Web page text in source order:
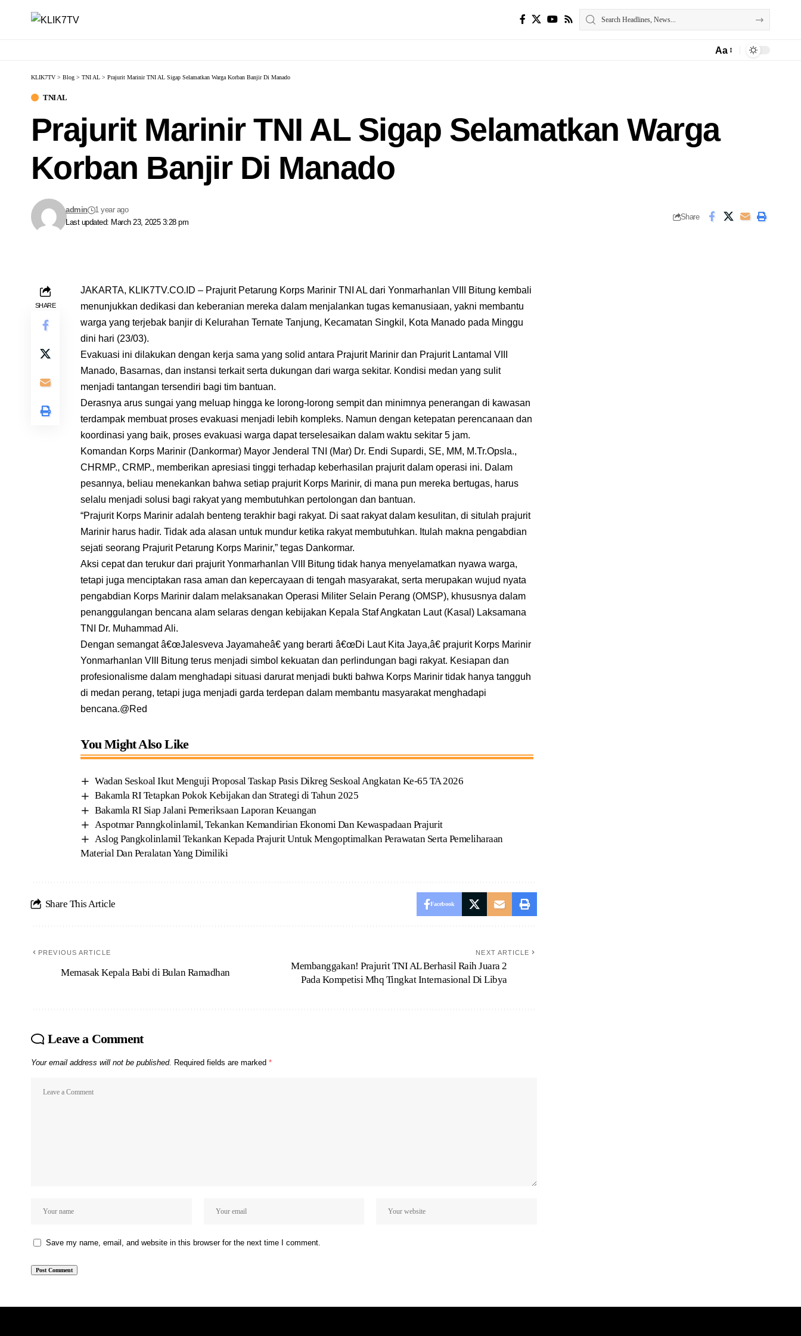
Aa
KLIK7TV > Blog > TNI AL > Prajurit Marinir TNI AL Sigap Selamatkan Warga Korban Banjir Di Manado
TNI AL
Prajurit Marinir TNI AL Sigap Selamatkan Warga
Korban Banjir Di Manado
Last updated: March 23, 2025 3:28 pm
admin 1 year ago
Share
SHARE
JAKARTA, KLIK7TV.CO.ID – Prajurit Petarung Korps Marinir TNI AL dari Yonmarhanlan VIII Bitung kembali
menunjukkan dedikasi dan keberanian mereka dalam menjalankan tugas kemanusiaan, yakni membantu
warga yang terjebak banjir di Kelurahan Ternate Tanjung, Kecamatan Singkil, Kota Manado pada Minggu
dini hari (23/03).
Evakuasi ini dilakukan dengan kerja sama yang solid antara Prajurit Marinir dan Prajurit Lantamal VIII
Manado, Basarnas, dan instansi terkait serta dukungan dari warga sekitar. Kondisi medan yang sulit
menjadi tantangan tersendiri bagi tim bantuan.
Derasnya arus sungai yang meluap hingga ke lorong-lorong sempit dan minimnya penerangan di kawasan
terdampak membuat proses evakuasi menjadi lebih kompleks. Namun dengan ketepatan perencanaan dan
koordinasi yang baik, proses evakuasi warga dapat terselesaikan dalam waktu sekitar 5 jam.
Komandan Korps Marinir (Dankormar) Mayor Jenderal TNI (Mar) Dr. Endi Supardi, SE, MM, M.Tr.Opsla.,
CHRMP., CRMP., memberikan apresiasi tinggi terhadap keberhasilan prajurit dalam operasi ini. Dalam
pesannya, beliau menekankan bahwa setiap prajurit Korps Marinir, di mana pun mereka bertugas, harus
selalu menjadi solusi bagi rakyat yang membutuhkan pertolongan dan bantuan.
“Prajurit Korps Marinir adalah benteng terakhir bagi rakyat. Di saat rakyat dalam kesulitan, di situlah prajurit
Marinir harus hadir. Tidak ada alasan untuk mundur ketika rakyat membutuhkan. Itulah makna pengabdian
sejati seorang Prajurit Petarung Korps Marinir,” tegas Dankormar.
Aksi cepat dan terukur dari prajurit Yonmarhanlan VIII Bitung tidak hanya menyelamatkan nyawa warga,
tetapi juga menciptakan rasa aman dan kepercayaan di tengah masyarakat, serta merupakan wujud nyata
pengabdian Korps Marinir dalam melaksanakan Operasi Militer Selain Perang (OMSP), khususnya dalam
penanggulangan bencana alam selaras dengan kebijakan Kepala Staf Angkatan Laut (Kasal) Laksamana
TNI Dr. Muhammad Ali.
Dengan semangat â€œJalesveva Jayamaheâ€ yang berarti â€œDi Laut Kita Jaya,â€ prajurit Korps Marinir
Yonmarhanlan VIII Bitung terus menjadi simbol kekuatan dan perlindungan bagi rakyat. Kesiapan dan
profesionalisme dalam menghadapi situasi darurat menjadi bukti bahwa Korps Marinir tidak hanya tangguh
di medan perang, tetapi juga menjadi garda terdepan dalam membantu masyarakat menghadapi
bencana.@Red
You Might Also Like
Wadan Seskoal Ikut Menguji Proposal Taskap Pasis Dikreg Seskoal Angkatan Ke-65 TA 2026
Bakamla RI Tetapkan Pokok Kebijakan dan Strategi di Tahun 2025
Bakamla RI Siap Jalani Pemeriksaan Laporan Keuangan
Aspotmar Panngkolinlamil, Tekankan Kemandirian Ekonomi Dan Kewaspadaan Prajurit
Aslog Pangkolinlamil Tekankan Kepada Prajurit Untuk Mengoptimalkan Perawatan Serta Pemeliharaan
Material Dan Peralatan Yang Dimiliki
Share This Article Facebook
PREVIOUS ARTICLE
Memasak Kepala Babi di Bulan Ramadhan
NEXT ARTICLE
Membanggakan! Prajurit TNI AL Berhasil Raih Juara 2
Pada Kompetisi Mhq Tingkat Internasional Di Libya
Leave a Comment
Your email address will not be published. Required fields are marked *
Save my name, email, and website in this browser for the next time I comment.